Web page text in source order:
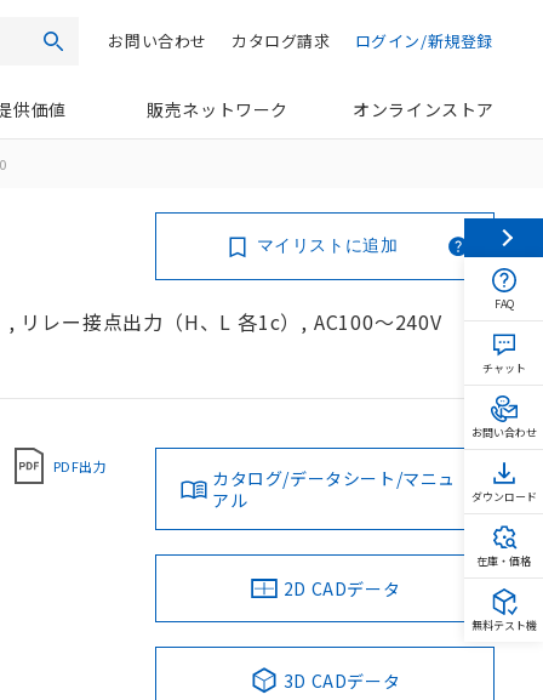
検索 ログイン/新規登録
カタログ請求
お問い合わせ
供価値 販売ネットワーク オンラインストア
リレー接点出力（H、L 各1c）, AC100～240V
マイリストに追加
PDF出力
カタログ/データシート/マニュ
アル
2D CADデータ
3D CADデータ
FAQ
チャット
お問い合わせ
ダウンロード
在庫・価格
無料テスト機